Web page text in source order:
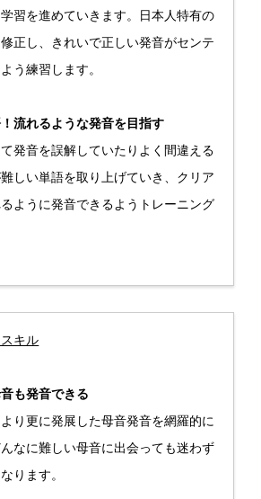
習を進めていきます。日本人特有の
正し、きれいで正しい発音がセンテ
う練習します。
流れるような発音を目指す
発音を誤解していたりよく間違える
しい単語を取り上げていき、クリア
ように発音できるようトレーニング
キル
も発音できる
り更に発展した母音発音を網羅的に
なに難しい母音に出会っても迷わず
ります。